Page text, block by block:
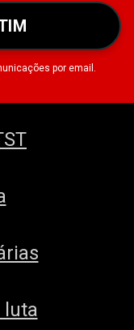
por email.
luta